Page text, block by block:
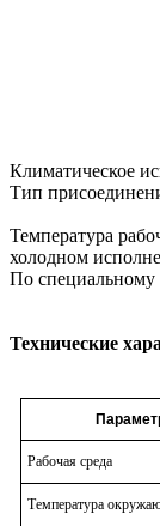
Климатическое
Тип
Температура
холодном
По специальному
Технические
Рабочая среда
Температура